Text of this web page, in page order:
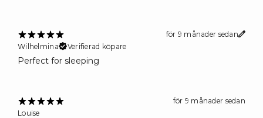
för 9 månader sedan
Wilhelmina
Verifierad köpare
Perfect for sleeping
för 9 månader sedan
Louise